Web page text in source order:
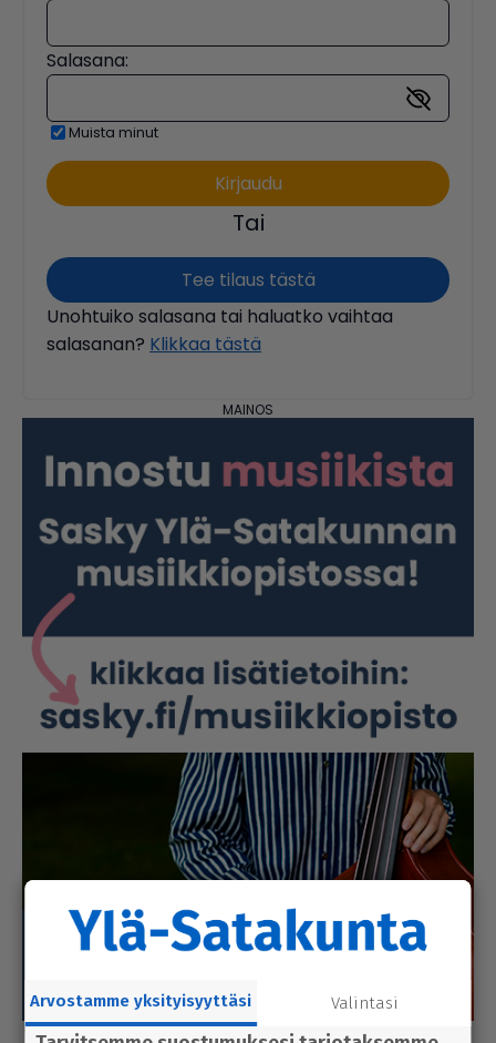
Salasana:
Muista minut
Tai
Tee tilaus tästä
Unohtuiko salasana tai haluatko vaihtaa
salasanan? Klikkaa tästä
Arvostamme yksityisyyttäsi Valintasi